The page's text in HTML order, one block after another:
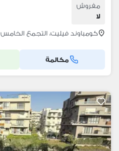
مفروش
لا
كومباوند فيليت، التجمع الخامس
مكالمة